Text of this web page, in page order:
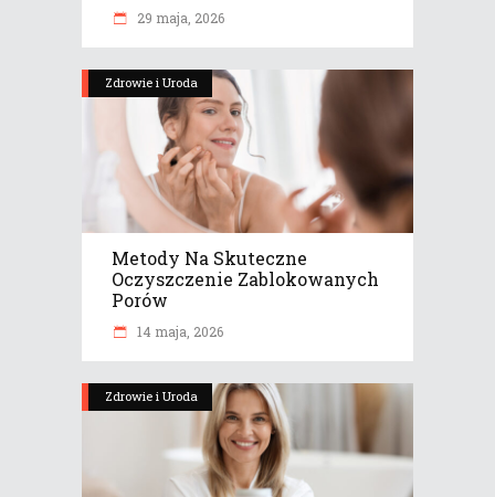
29 maja, 2026
Zdrowie i Uroda
Metody Na Skuteczne
Oczyszczenie Zablokowanych
Porów
14 maja, 2026
Zdrowie i Uroda